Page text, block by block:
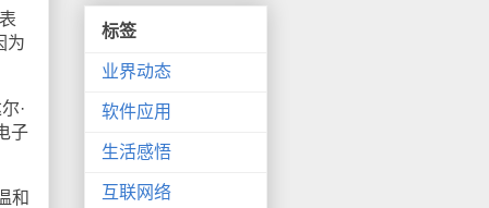
为
·
子
和
标签
业界动态
软件应用
生活感悟
互联网络